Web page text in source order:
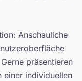
Anschauliche
präsentieren
einer individuellen